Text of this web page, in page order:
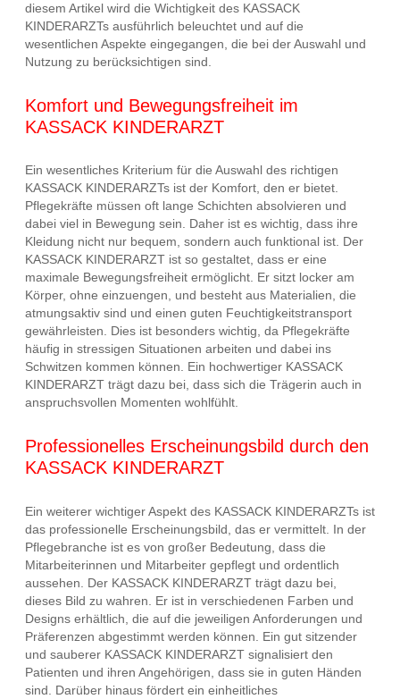
diesem Artikel wird die Wichtigkeit des KASSACK
KINDERARZTs ausführlich beleuchtet und auf die
wesentlichen Aspekte eingegangen, die bei der Auswahl und
Nutzung zu berücksichtigen sind.
Komfort und Bewegungsfreiheit im
KASSACK KINDERARZT
Ein wesentliches Kriterium für die Auswahl des richtigen
KASSACK KINDERARZTs ist der Komfort, den er bietet.
Pflegekräfte müssen oft lange Schichten absolvieren und
dabei viel in Bewegung sein. Daher ist es wichtig, dass ihre
Kleidung nicht nur bequem, sondern auch funktional ist. Der
KASSACK KINDERARZT ist so gestaltet, dass er eine
maximale Bewegungsfreiheit ermöglicht. Er sitzt locker am
Körper, ohne einzuengen, und besteht aus Materialien, die
atmungsaktiv sind und einen guten Feuchtigkeitstransport
gewährleisten. Dies ist besonders wichtig, da Pflegekräfte
häufig in stressigen Situationen arbeiten und dabei ins
Schwitzen kommen können. Ein hochwertiger KASSACK
KINDERARZT trägt dazu bei, dass sich die Trägerin auch in
anspruchsvollen Momenten wohlfühlt.
Professionelles Erscheinungsbild durch den
KASSACK KINDERARZT
Ein weiterer wichtiger Aspekt des KASSACK KINDERARZTs ist
das professionelle Erscheinungsbild, das er vermittelt. In der
Pflegebranche ist es von großer Bedeutung, dass die
Mitarbeiterinnen und Mitarbeiter gepflegt und ordentlich
aussehen. Der KASSACK KINDERARZT trägt dazu bei,
dieses Bild zu wahren. Er ist in verschiedenen Farben und
Designs erhältlich, die auf die jeweiligen Anforderungen und
Präferenzen abgestimmt werden können. Ein gut sitzender
und sauberer KASSACK KINDERARZT signalisiert den
Patienten und ihren Angehörigen, dass sie in guten Händen
sind. Darüber hinaus fördert ein einheitliches